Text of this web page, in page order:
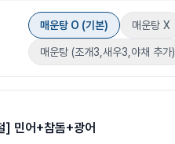
매운탕 O (기본) 매운탕 X
매운탕 (조개3,새우3,야채 추가)
민어+참돔+광어